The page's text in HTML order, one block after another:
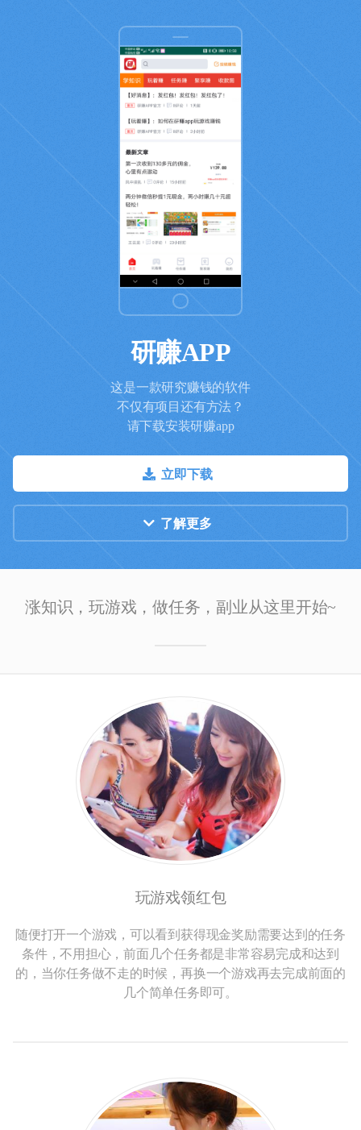
研赚APP
这是一款研究赚钱的软件
不仅有项目还有方法？
请下载安装研赚app
立即下载
了解更多
涨知识，玩游戏，做任务，副业从这里开始~
玩游戏领红包
随便打开一个游戏，可以看到获得现金奖励需要达到的任务
条件，不用担心，前面几个任务都是非常容易完成和达到
的，当你任务做不走的时候，再换一个游戏再去完成前面的
几个简单任务即可。